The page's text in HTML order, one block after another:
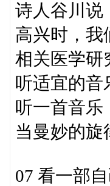
诗人谷川说
高兴时，我
相关医学研
听适宜的音
听一首音乐
当曼妙的旋
07 看一部